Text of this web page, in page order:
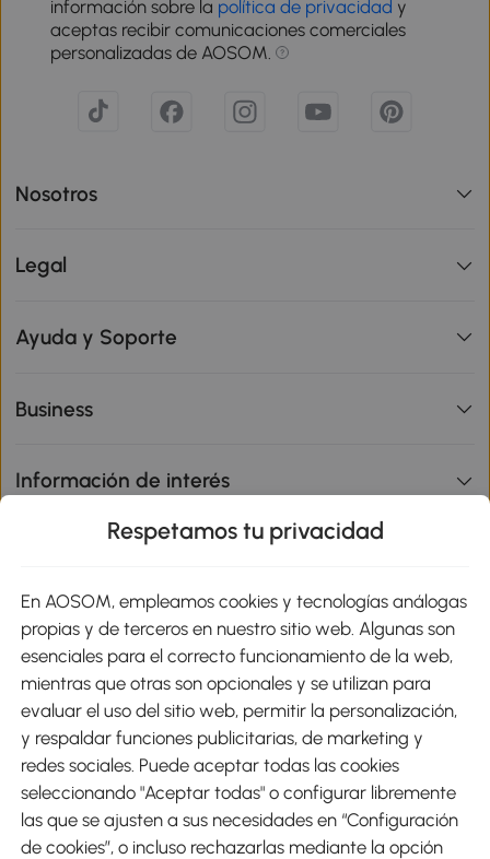
información sobre la política de privacidad y
aceptas recibir comunicaciones comerciales
personalizadas de AOSOM.
Nosotros
Legal
Ayuda y Soporte
Business
Información de interés
Métodos de Pago
Envíos
Respetamos tu privacidad
En AOSOM, empleamos cookies y tecnologías análogas
propias y de terceros en nuestro sitio web. Algunas son
esenciales para el correcto funcionamiento de la web,
mientras que otras son opcionales y se utilizan para
evaluar el uso del sitio web, permitir la personalización,
y respaldar funciones publicitarias, de marketing y
redes sociales. Puede aceptar todas las cookies
seleccionando "Aceptar todas" o configurar libremente
las que se ajusten a sus necesidades en “Configuración
de cookies”, o incluso rechazarlas mediante la opción